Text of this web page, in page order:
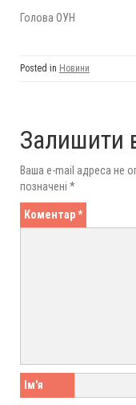
Голова ОУН
Posted in Новини
Залишити
Ваша e-mail адреса не
позначені *
Коментар*
Ім'я